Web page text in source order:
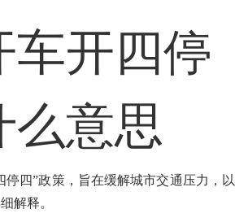
车开四停
么意思
停四”政策，旨在缓解城市交通压力，以
解释。